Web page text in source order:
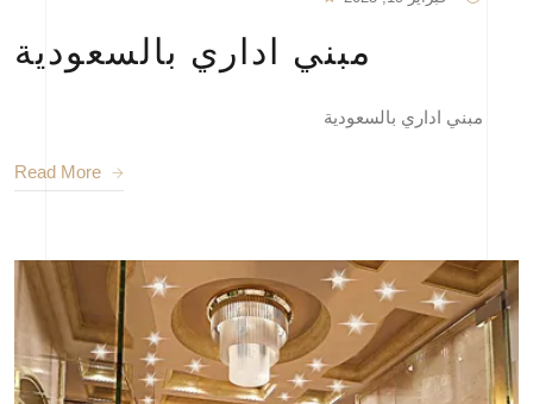
مبني اداري بالسعودية
مبني اداري بالسعودية
Read More